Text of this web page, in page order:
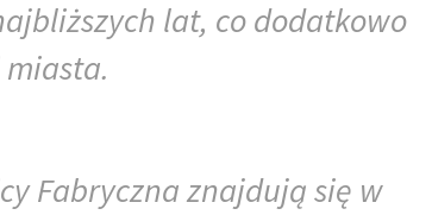
lat, co dodatkowo
Fabryczna znajdują się w